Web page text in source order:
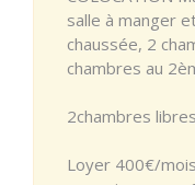
salle à manger
chaussée, 2
chambres au
2chambres
Loyer 400€/